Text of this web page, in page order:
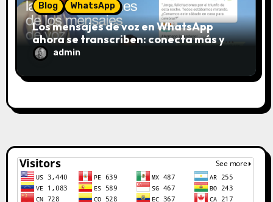
Blog WhatsApp
Los mensajes de voz en WhatsApp
ahora se transcriben: conecta más y
escucha menos
admin